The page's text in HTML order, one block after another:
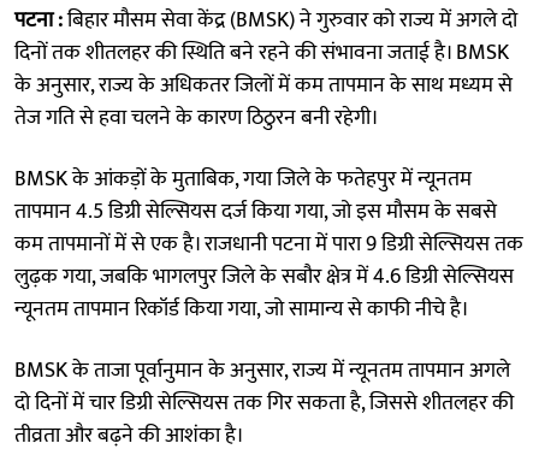
पटना :बिहार मौसम सेवा केंद्र (BMSK) ने गुरुवार को राज्य में अगले दो
दिनों तक शीतलहर की स्थिति बने रहने की संभावना जताई है। BMSK
के अनुसार, राज्य के अधिकतर जिलों में कम तापमान के साथ मध्यम से
तेज गति से हवा चलने के कारण ठिठुरन बनी रहेगी।
BMSK के आंकड़ों के मुताबिक, गया जिले के फतेहपुर में न्यूनतम
तापमान 4.5 डिग्री सेल्सियस दर्ज किया गया, जो इस मौसम के सबसे
कम तापमानों में से एक है। राजधानी पटना में पारा 9 डिग्री सेल्सियस तक
लुढ़क गया, जबकि भागलपुर जिले के सबौर क्षेत्र में 4.6 डिग्री सेल्सियस
न्यूनतम तापमान रिकॉर्ड किया गया, जो सामान्य से काफी नीचे है।
BMSK के ताजा पूर्वानुमान के अनुसार, राज्य में न्यूनतम तापमान अगले
दो दिनों में चार डिग्री सेल्सियस तक गिर सकता है, जिससे शीतलहर की
तीव्रता और बढ़ने की आशंका है।